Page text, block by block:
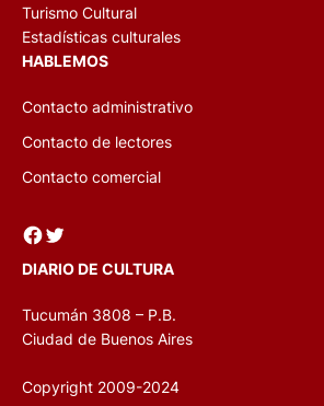
Turismo Cultural
Estadísticas culturales
HABLEMOS
Contacto administrativo
Contacto de lectores
Contacto comercial
Facebook Twitter
DIARIO DE CULTURA
Tucumán 3808 – P.B.
Ciudad de Buenos Aires
Copyright 2009-2024